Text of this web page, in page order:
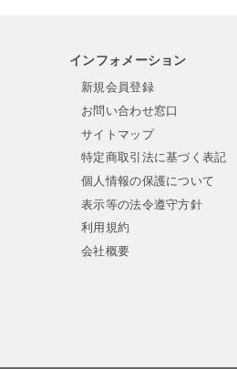
インフォメーション
新規会員登録
お問い合わせ窓口
サイトマップ
特定商取引法に基づく表記
個人情報の保護について
表示等の法令遵守方針
利用規約
会社概要